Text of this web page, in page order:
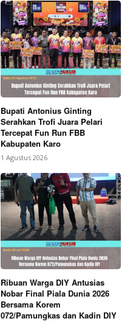
Bupati Antonius Ginting
Serahkan Trofi Juara Pelari
Tercepat Fun Run FBB
Kabupaten Karo
1 Agustus 2026
Ribuan Warga DIY Antusias
Nobar Final Piala Dunia 2026
Bersama Korem
072/Pamungkas dan Kadin DIY